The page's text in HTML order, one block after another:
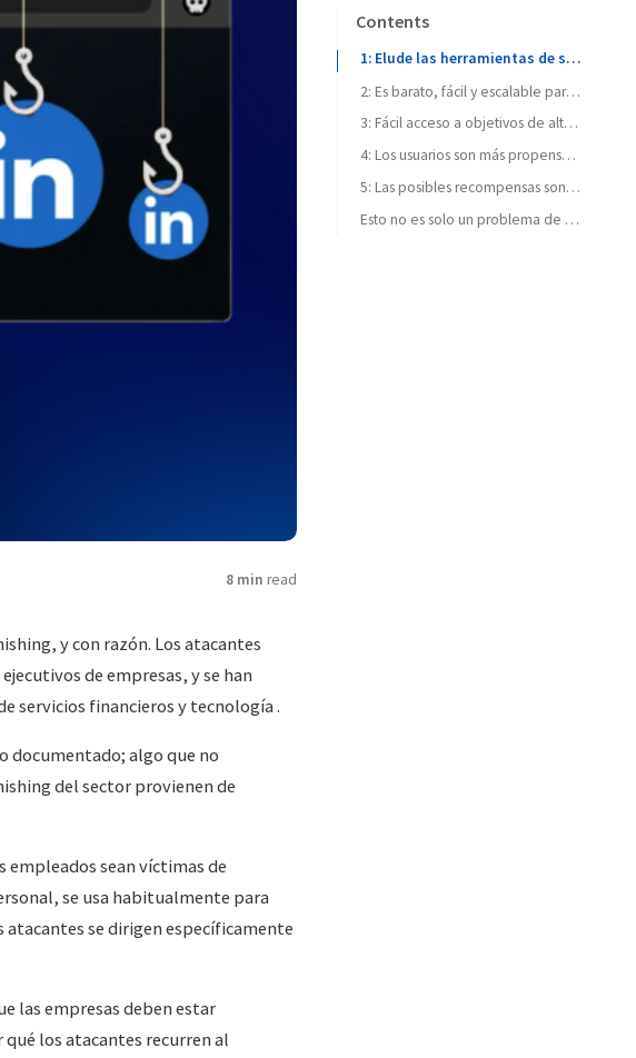
8 min read
y con razón. Los atacantes
de empresas, y se han
servicios financieros y tecnología .
documentado; algo que no
del sector provienen de
empleados sean víctimas de
se usa habitualmente para
se dirigen específicamente
las empresas deben estar
qué los atacantes recurren al
Contents
1: Elude las herramientas de seguridad tradicionales
2: Es barato, fácil y escalable para los atacantes
3: Fácil acceso a objetivos de alto valor
4: Los usuarios son más propensos a caer en la trampa
5: Las posibles recompensas son enormes
Esto no es solo un problema de LinkedIn